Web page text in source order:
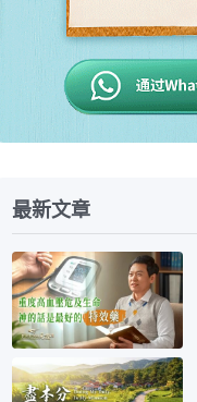
最新文章